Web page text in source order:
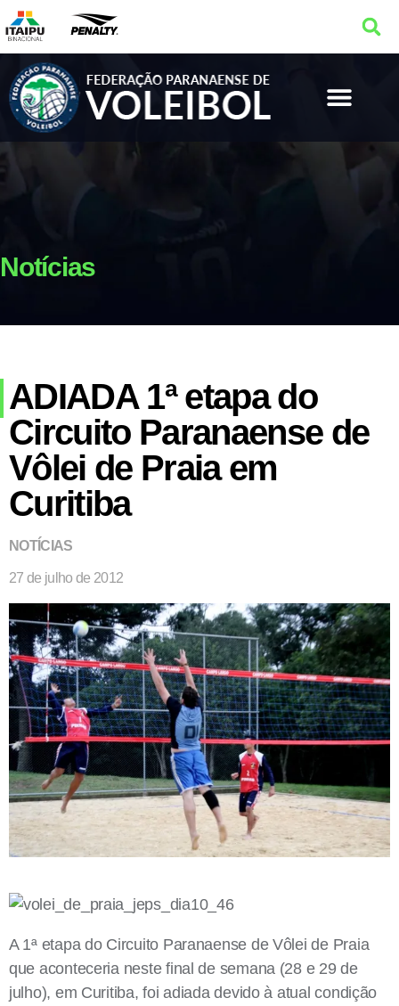
Notícias
ADIADA 1ª etapa do
Circuito Paranaense de
Vôlei de Praia em
Curitiba
NOTÍCIAS
27 de julho de 2012
A 1ª etapa do Circuito Paranaense de Vôlei de Praia
que aconteceria neste final de semana (28 e 29 de
julho), em Curitiba, foi adiada devido à atual condição